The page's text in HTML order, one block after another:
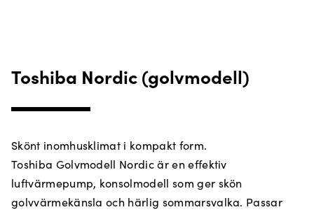
Toshiba Nordic (golvmodell)
Skönt inomhusklimat i kompakt form.
Toshiba Golvmodell Nordic är en effektiv
luftvärmepump, konsolmodell som ger skön
golvvärmekänsla och härlig sommarsvalka. Passar